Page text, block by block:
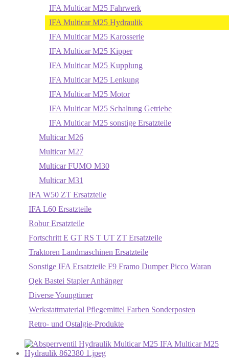
IFA Multicar M25 Fahrwerk
IFA Multicar M25 Hydraulik
IFA Multicar M25 Karosserie
IFA Multicar M25 Kipper
IFA Multicar M25 Kupplung
IFA Multicar M25 Lenkung
IFA Multicar M25 Motor
IFA Multicar M25 Schaltung Getriebe
IFA Multicar M25 sonstige Ersatzteile
Multicar M26
Multicar M27
Multicar FUMO M30
Multicar M31
IFA W50 ZT Ersatzteile
IFA L60 Ersatzteile
Robur Ersatzteile
Fortschritt E GT RS T UT ZT Ersatzteile
Traktoren Landmaschinen Ersatzteile
Sonstige IFA Ersatzteile F9 Framo Dumper Picco Waran
Qek Bastei Stapler Anhänger
Diverse Youngtimer
Werkstattmaterial Pflegemittel Farben Sonderposten
Retro- und Ostalgie-Produkte